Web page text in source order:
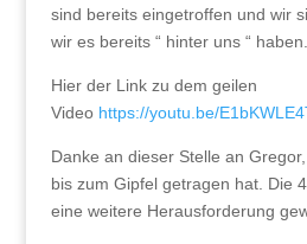
sind bereits eingetroffen und wir
wir es bereits “ hinter uns “ haben.
Hier der Link zu dem geilen
Video https://youtu.be/
Danke an dieser Stelle an
bis zum Gipfel getragen hat. Die
eine weitere Herausforderung